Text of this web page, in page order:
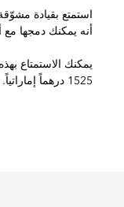
استمتع بقيادة
أنه يمكنك دمجها
يمكنك الاستمتاع
1525 درهماً إماراتياً. أما إذا شاركت التجربة مع آخرين خارج المجموعة الخاصة، فالسعر هو 305 دراهم إماراتية للشخص الواحد.